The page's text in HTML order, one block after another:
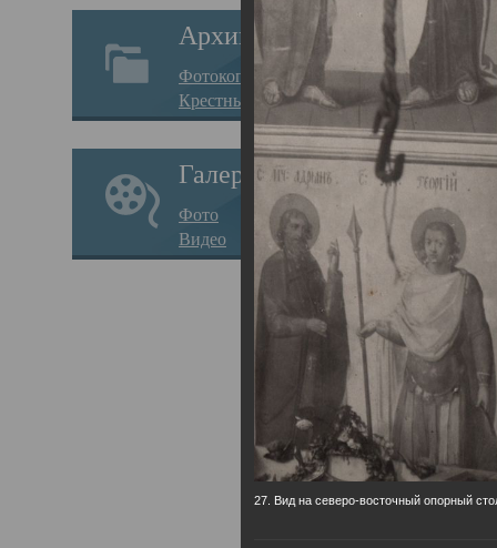
Архив
Фотокопии дел
Крестные ходы
Галерея
Фото
Видео
27. Вид на северо-восточный опорный